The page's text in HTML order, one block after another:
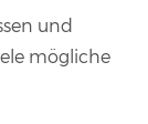
und
mögliche